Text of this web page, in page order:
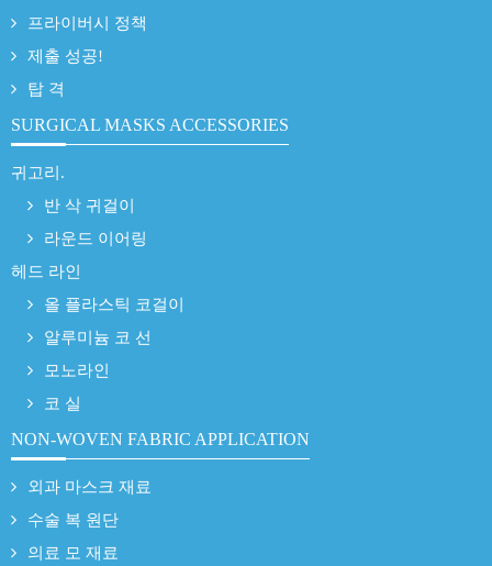
프라이버시 정책
제출 성공!
탑 격
SURGICAL MASKS ACCESSORIES
귀고리.
반 삭 귀걸이
라운드 이어링
헤드 라인
올 플라스틱 코걸이
알루미늄 코 선
모노라인
코 실
NON-WOVEN FABRIC APPLICATION
외과 마스크 재료
수술 복 원단
의료 모 재료